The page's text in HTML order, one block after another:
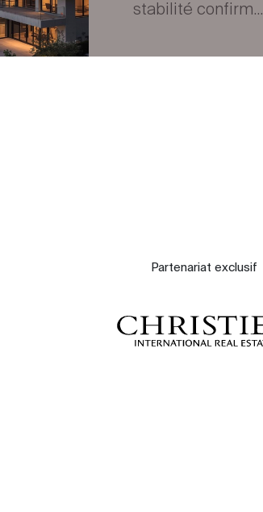
stabilité confirm...
Partenariat exclusif